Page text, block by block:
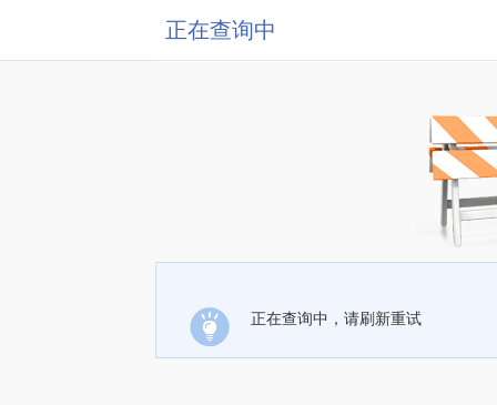
正在查询中
正在查询中，请刷新重试